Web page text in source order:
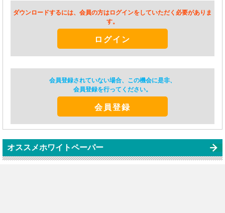
ダウンロードするには、会員の方はログインをしていただく必要がありま
す。
ログイン
会員登録されていない場合、この機会に是非、
会員登録を行ってください。
会員登録
オススメホワイトペーパー